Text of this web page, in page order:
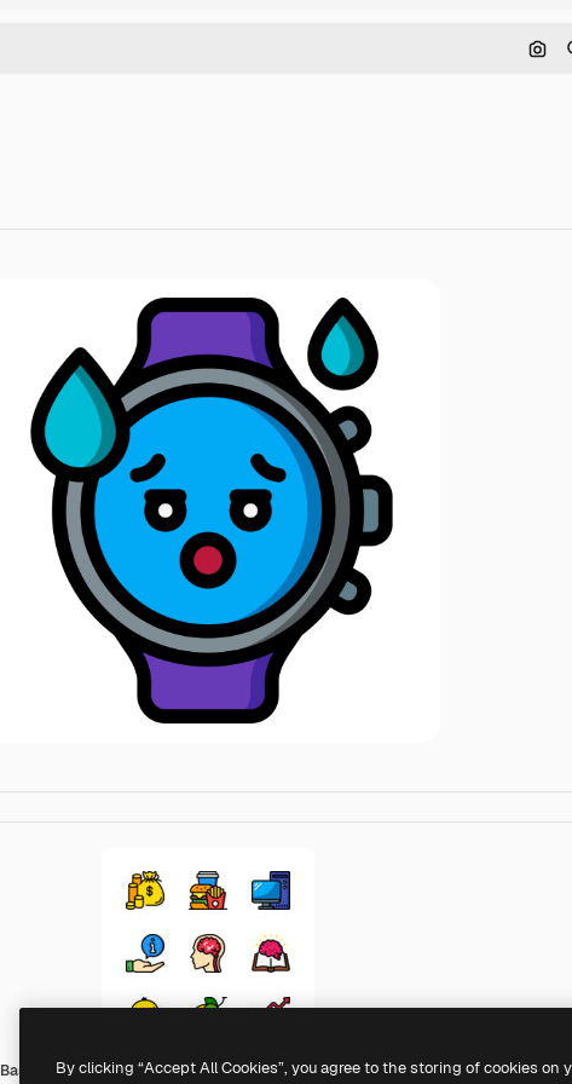
Basic Miscellany Lineal Color
By clicking “Accept All Cookies”, you agree to the storing of cookies on